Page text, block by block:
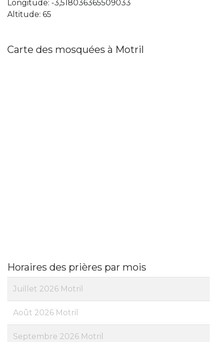
Longitude: -3,518036365509033
Altitude: 65
Carte des mosquées à Motril
Horaires des prières par mois
Juillet 2026 Motril
Août 2026 Motril
Septembre 2026 Motril